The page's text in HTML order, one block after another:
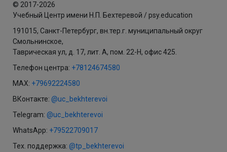
© 2017-2026
Учебный Центр имени Н.П. Бехтеревой / psy.education
191015, Санкт-Петербург, вн.тер.г. муниципальный округ
Смольнинское,
Таврическая ул, д. 17, лит. А, пом. 22-Н, офис 425.
Телефон центра: +78124674580
MAX: +79692224580
ВКонтакте: @uc_bekhterevoi
Telegram: @uc_bekhterevoi
WhatsApp: +79522709017
Тех. поддержка: @tp_bekhterevoi